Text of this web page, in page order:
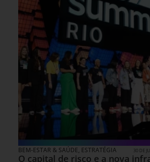
BEM-ESTAR & SAÚDE, ESTRATÉGIA 30 DE
O capital de risco e a nova